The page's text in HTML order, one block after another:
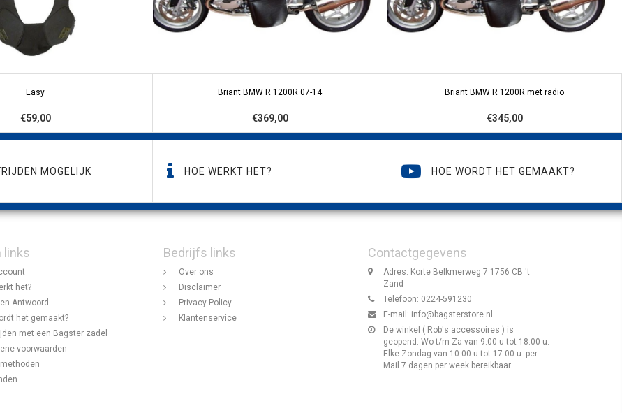
Easy
€59,00
Briant BMW R 1200R 07-14
€369,00
Briant BMW R 1200R met radio
€345,00
MOGELIJK HOE WERKT HET? HOE WORDT HET GEMAAKT?
links
het?
Antwoord
het gemaakt?
met een Bagster zadel
voorwaarden
Bedrijfs links
Over ons
Disclaimer
Privacy Policy
Klantenservice
Contactgegevens
Adres: Korte Belkmerweg 7 1756 CB 't
Zand
Telefoon: 0224-591230
E-mail: info@bagsterstore.nl
De winkel ( Rob's accessoires ) is
geopend: Wo t/m Za van 9.00 u tot 18.00 u.
Elke Zondag van 10.00 u tot 17.00 u. per
Mail 7 dagen per week bereikbaar.